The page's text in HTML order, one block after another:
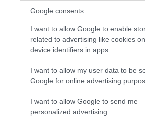
Google consents
I want to allow Google to enable
related to advertising like cookies
device identifiers in apps.
I want to allow my user data to be
Google for online advertising
I want to allow Google to send me
personalized advertising.
PRONEWS.GR / ΕΝΟΠΛΕΣ ΣΥΓΚΡΟΥΣΕΙΣ
Drones οπτικών ινών
ουκρανικό μέτωπο (βίντεο)